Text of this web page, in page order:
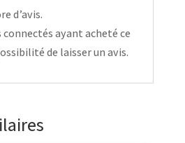
d’avis.
ayant acheté ce
de laisser un avis.